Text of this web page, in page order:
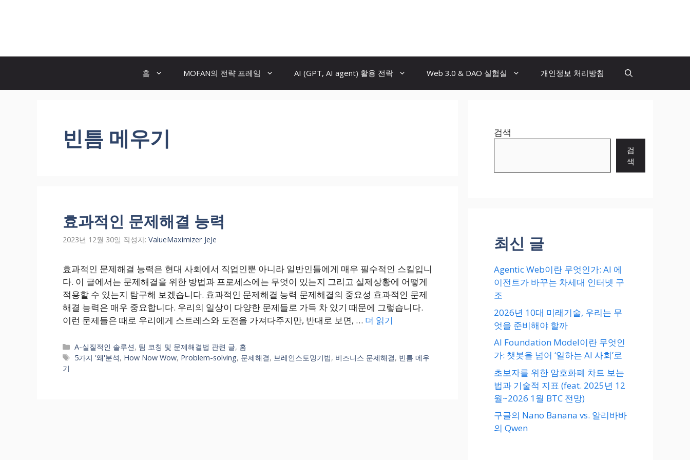
건
홈 MOFAN의 전략 프레임 AI (GPT, AI agent) 활용 전락 Web 3.0 & DAO 실험실 개인정보 처리방침
빈틈 메우기
효과적인 문제해결 능력
2023년 12월 30일 작성자: ValueMaximizer JeJe
효과적인 문제해결 능력은 현대 사회에서 직업인뿐 아니라 일반인들에게 매우 필수적인 스킬입니
다. 이 글에서는 문제해결을 위한 방법과 프로세스에는 무엇이 있는지 그리고 실제상황에 어떻게
적용할 수 있는지 탐구해 보겠습니다. 효과적인 문제해결 능력 문제해결의 중요성 효과적인 문제
해결 능력은 매우 중요합니다. 우리의 일상이 다양한 문제들로 가득 차 있기 때문에 그렇습니다.
이런 문제들은 때로 우리에게 스트레스와 도전을 가져다주지만, 반대로 보면, … 더 읽기
카
테
A-실질적인 솔루션, 팀 코칭 및 문제해결법 관련 글, 홈
태
5가지 '왜'분석, How Now Wow, Problem-solving, 문제해결, 브레인스토밍기법, 비즈니스 문제해결, 빈틈 메우
기
검색
검
색
최신 글
Agentic Web이란 무엇인가: AI 에
이전트가 바꾸는 차세대 인터넷 구
조
2026년 10대 미래기술, 우리는 무
엇을 준비해야 할까
AI Foundation Model이란 무엇인
가: 챗봇을 넘어 ‘일하는 AI 사회’로
초보자를 위한 암호화폐 차트 보는
법과 기술적 지표 (feat. 2025년 12
월~2026 1월 BTC 전망)
구글의 Nano Banana vs. 알리바바
의 Qwen